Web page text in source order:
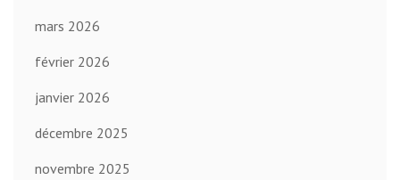
mars 2026
février 2026
janvier 2026
décembre 2025
novembre 2025